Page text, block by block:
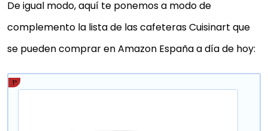
De igual modo, aquí te ponemos a modo de
complemento la lista de las cafeteras Cuisinart que
se pueden comprar en Amazon España a día de hoy:
1º